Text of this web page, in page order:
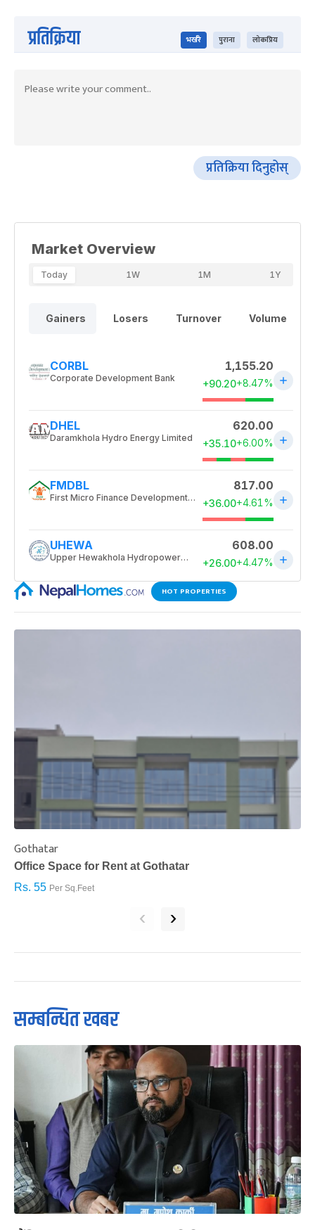
प्रतिक्रिया भर्खरै पुराना लोकप्रिय
प्रतिक्रिया दिनुहोस्
HOT PROPERTIES
Gothatar
Office Space for Rent at Gothatar
Rs. 55 Per Sq.Feet
‹ ›
सम्बन्धित खबर